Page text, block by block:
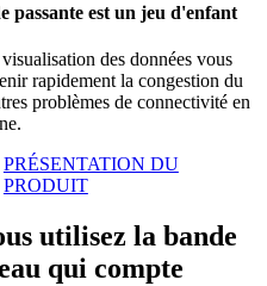
passante est un jeu d'enfant
des données vous
rapidement la congestion du
problèmes de connectivité en
PRÉSENTATION DU
PRODUIT
utilisez la bande
qui compte